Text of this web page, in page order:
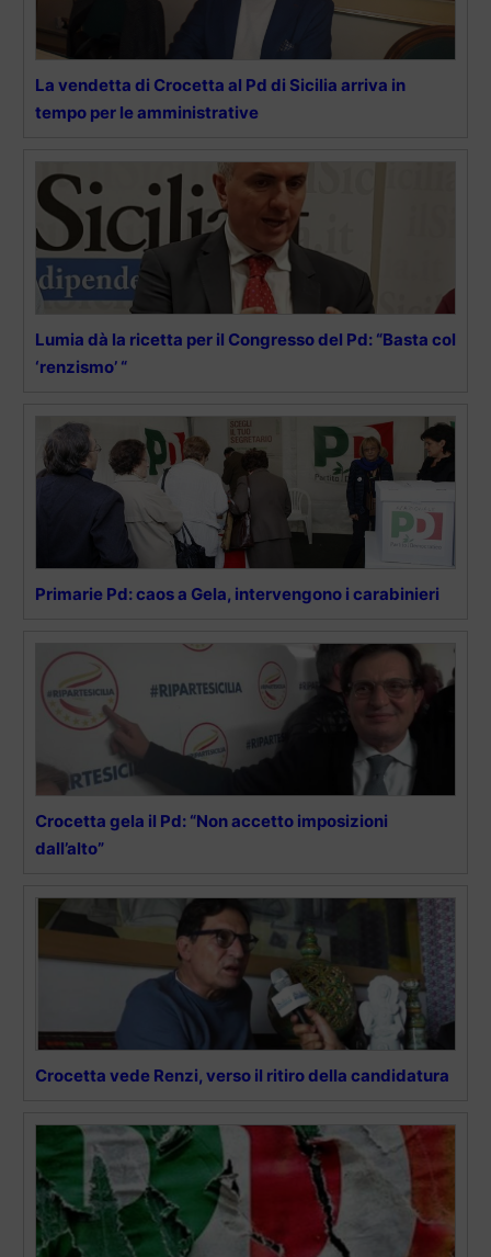
La vendetta di Crocetta al Pd di Sicilia arriva in
tempo per le amministrative
Lumia dà la ricetta per il Congresso del Pd: “Basta col
‘renzismo’ “
Primarie Pd: caos a Gela, intervengono i carabinieri
Crocetta gela il Pd: “Non accetto imposizioni
dall’alto”
Crocetta vede Renzi, verso il ritiro della candidatura